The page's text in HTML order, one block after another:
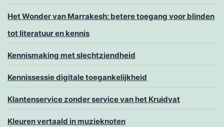
Het Wonder van Marrakesh: betere toegang voor blinden
tot literatuur en kennis
Kennismaking met slechtziendheid
Kennissessie digitale toegankelijkheid
Klantenservice zonder service van het Kruidvat
Kleuren vertaald in muzieknoten